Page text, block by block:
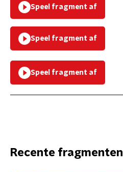
Speel fragment af
Speel fragment af
Speel fragment af
Recente fragmenten